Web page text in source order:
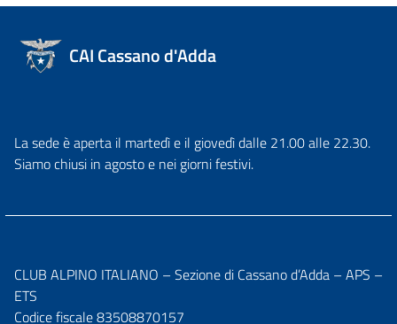
CAI Cassano d'Adda
La sede è aperta il martedì e il giovedì dalle 21.00 alle 22.30.
Siamo chiusi in agosto e nei giorni festivi.
CLUB ALPINO ITALIANO – Sezione di Cassano d’Adda – APS –
ETS
Codice fiscale 83508870157